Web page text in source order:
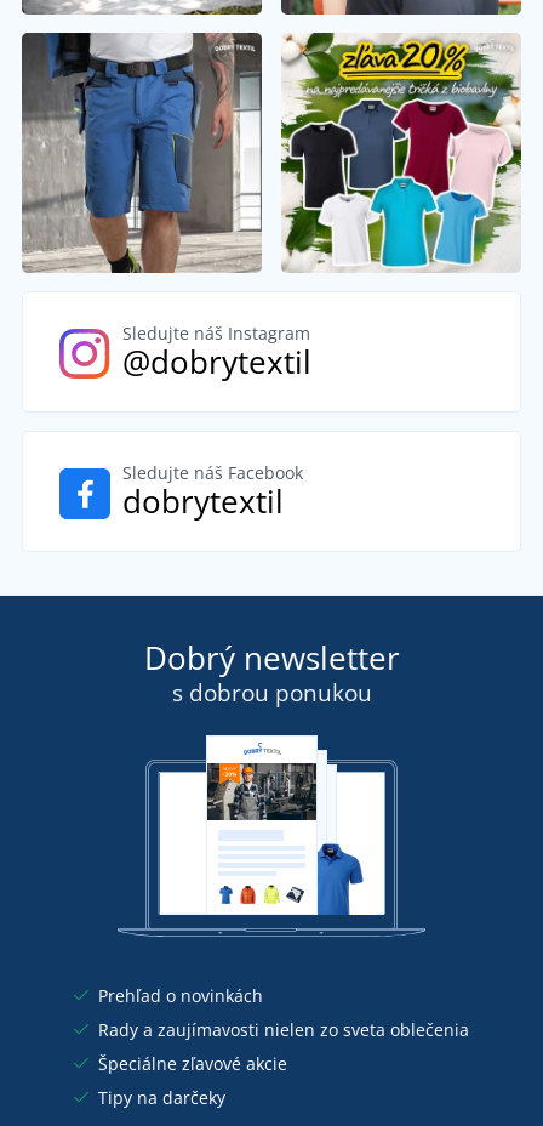
Sledujte náš Instagram
@dobrytextil
Sledujte náš Facebook
dobrytextil
Dobrý newsletter
s dobrou ponukou
Prehľad o novinkách
Rady a zaujímavosti nielen zo sveta oblečenia
Špeciálne zľavové akcie
Tipy na darčeky